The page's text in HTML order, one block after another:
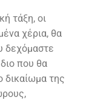
τάξη, οι
χέρια, θα
δεχόμαστε
που θα
δικαίωμα της